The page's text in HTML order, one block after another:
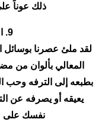
ذلك عوناً
9. التقلل من المباحات:
لقد ملئ عصرنا
المعالي بألوان من
بطبعه إلى الترفه وحب
يعيقه أو يصرفه عن
نفسك على